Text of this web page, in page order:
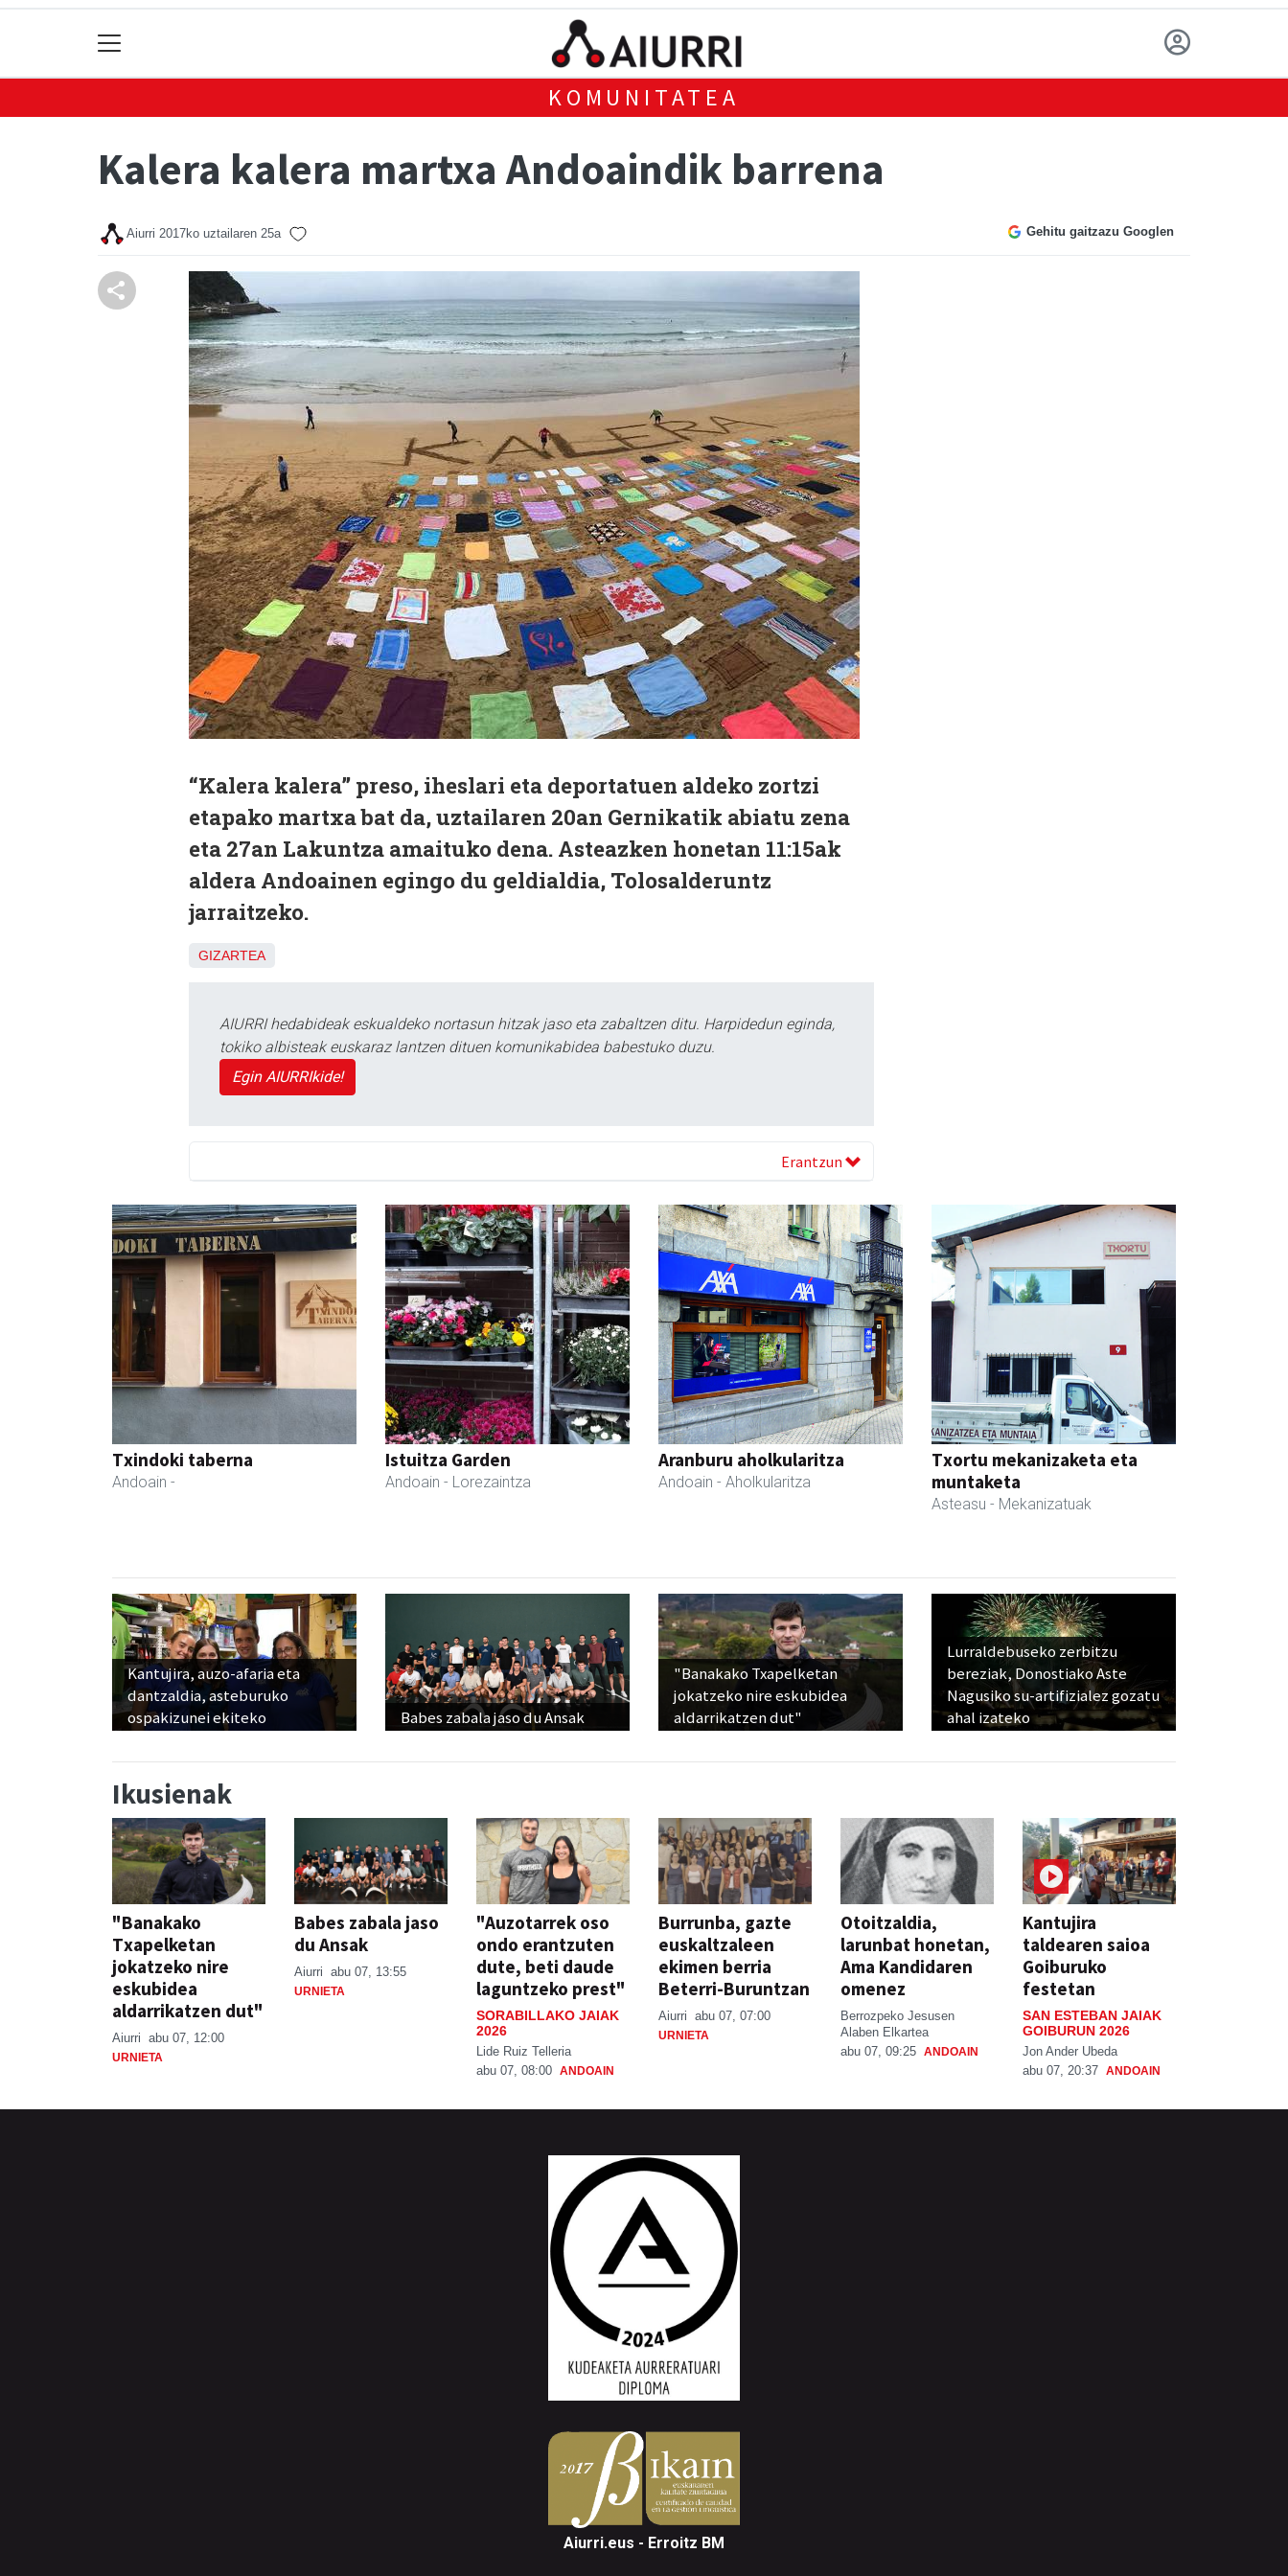
KOMUNITATEA
Kalera kalera martxa Andoaindik barrena
Aiurri 2017ko uztailaren 25a Gehitu gaitzazu Googlen
“Kalera kalera” preso, iheslari eta deportatuen aldeko zortzi
etapako martxa bat da, uztailaren 20an Gernikatik abiatu zena
eta 27an Lakuntza amaituko dena. Asteazken honetan 11:15ak
aldera Andoainen egingo du geldialdia, Tolosalderuntz
jarraitzeko.
GIZARTEA
AIURRI hedabideak eskualdeko nortasun hitzak jaso eta zabaltzen ditu. Harpidedun eginda,
tokiko albisteak euskaraz lantzen dituen komunikabidea babestuko duzu.
Egin AIURRIkide!
Erantzun
Txindoki taberna
Andoain -
Istuitza Garden
Andoain - Lorezaintza
Aranburu aholkularitza
Andoain - Aholkularitza
Txortu mekanizaketa eta
muntaketa
Asteasu - Mekanizatuak
Kantujira, auzo-afaria eta
dantzaldia, asteburuko
ospakizunei ekiteko
Babes zabala jaso du Ansak
"Banakako Txapelketan
jokatzeko nire eskubidea
aldarrikatzen dut"
Lurraldebuseko zerbitzu
bereziak, Donostiako Aste
Nagusiko su-artifizialez gozatu
ahal izateko
Ikusienak
"Banakako
Txapelketan
jokatzeko nire
eskubidea
aldarrikatzen dut"
Aiurri abu 07, 12:00
URNIETA
Babes zabala jaso
du Ansak
Aiurri abu 07, 13:55
URNIETA
"Auzotarrek oso
ondo erantzuten
dute, beti daude
laguntzeko prest"
SORABILLAKO JAIAK
2026
Lide Ruiz Telleria
abu 07, 08:00 ANDOAIN
Burrunba, gazte
euskaltzaleen
ekimen berria
Beterri-Buruntzan
Aiurri abu 07, 07:00
URNIETA
Otoitzaldia,
larunbat honetan,
Ama Kandidaren
omenez
Berrozpeko Jesusen
Alaben Elkartea
abu 07, 09:25 ANDOAIN
Kantujira
taldearen saioa
Goiburuko
festetan
SAN ESTEBAN JAIAK
GOIBURUN 2026
Jon Ander Ubeda
abu 07, 20:37 ANDOAIN
Aiurri.eus - Erroitz BM